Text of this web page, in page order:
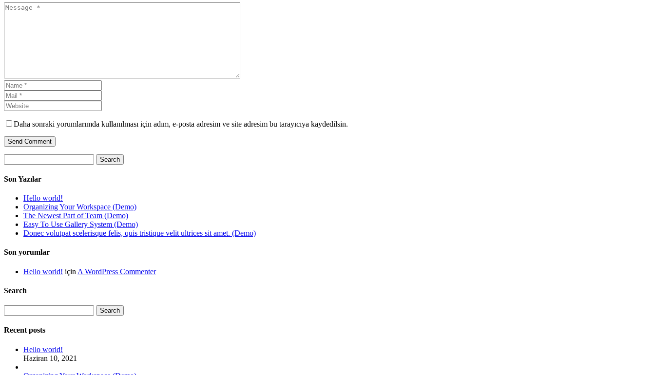
Daha sonraki yorumlarımda kullanılması için adım, e-posta adresim ve site adresim bu tarayıcıya kaydedilsin.
Send Comment
Search
Son Yazılar
Hello world!
Organizing Your Workspace (Demo)
The Newest Part of Team (Demo)
Easy To Use Gallery System (Demo)
Donec volutpat scelerisque felis, quis tristique velit ultrices sit amet. (Demo)
Son yorumlar
Hello world! için A WordPress Commenter
Search
Search
Recent posts
Hello world!
Haziran 10, 2021